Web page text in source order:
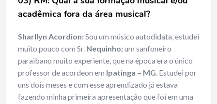
acadêmica fora da área musical?
Sharllyn Acordion:Sou um músico autodidata, estudei
muito pouco com Sr. Nequinho;um sanfoneiro
paraibano muito experiente, que na época era o único
professor de acordeon em Ipatinga – MG. Estudei por
uns dois meses e com esse aprendizado já estava
fazendo minha primeira apresentação que foi em uma